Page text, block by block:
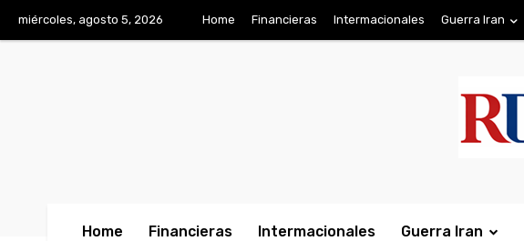
miércoles, agosto 5, 2026 Home Financieras Intermacionales Guerra Iran
Home Financieras Intermacionales Guerra Iran